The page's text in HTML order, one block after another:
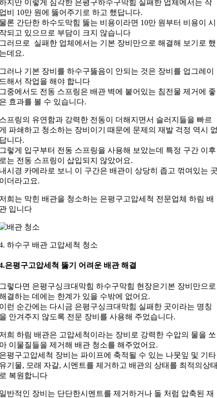
지만 이렇게 심각한 은평구하수구막힘 실패한 업체에서는 작
비 10만 원에 뚫어주기로 하고 했답니다.
론 간단한 하수도막힘 뚫는 비용이라면 10만 원부터 비용이 시
되고 있으므로 부담이 크지 않습니다
러므로 실패한 업체에서는 기본 장비만으로 해결해 보기로 했
데요.
러나 기본 장비를 하수구뚫음이 안되는 것은 장비를 업그레이
해서 작업을 해야 합니다
중에서도 전동 스프링은 배관 벽에 붙어있는 침전물 제거에 좋
효과를 볼 수 있습니다.
프링의 유연함과 강력한 전동이 더해지면서 슬러지들을 빠르
파쇄하고 청소하는 장비이기 때문에 문제의 재발 걱정 역시
니다.
렇게 입구부터 전동 스프링을 사용해 보았는데 특정 구간 이후
는 전동 스프링이 삽입되지 않았어요.
시경 카메라로 보니 이 구간은 배관이 상당히 좁고 꺾여있는
더라고요.
희는 막힌 배관을 청소하는 은평구고압세척 전문업체 하림 배
입니다
하수구 배관 고압세척 청소
은평구고압세척 뚫기 어려운 배관 해결
렇다면 은평구싱크대막힘 하수구막힘 현장은기본 장비만으로
결하는 데에는 한계가 있을 수밖에 없어요.
런 순간에는 다시금 은평구싱크대막힘 실패한 곳이라는 명칭
안겨주지 않도록 전문 장비를 사용해 주었습니다.
희 하림 배관은 고압세척이라는 장비로 강력한 수압의 물을 쏘
이물질들을 제거해 배관 청소를 해주었어요.
평구고압세척 장비는 파이프에 축적될 수 있는 나뭇잎 및 기타
기물, 모래 자갈, 시멘트를 제거하고 배관의 상태를 최적의상
복원합니다
반적인 장비는 단단한시멘트를 제거하거나 돌 처럼 압축된 재